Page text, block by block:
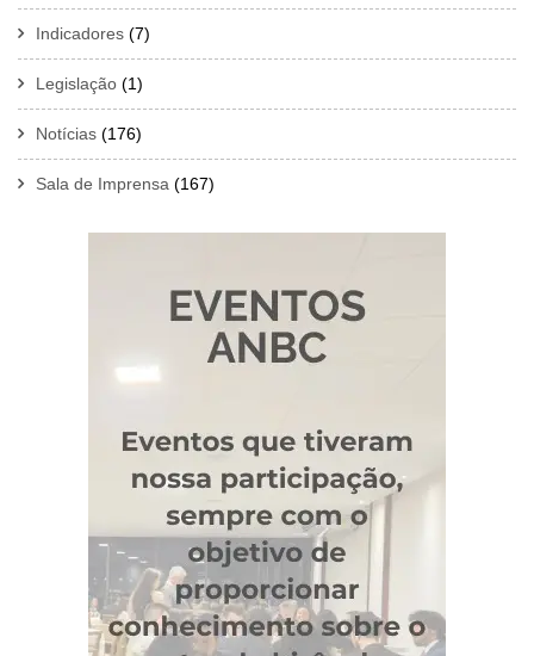
Indicadores (7)
Legislação (1)
Notícias (176)
Sala de Imprensa (167)